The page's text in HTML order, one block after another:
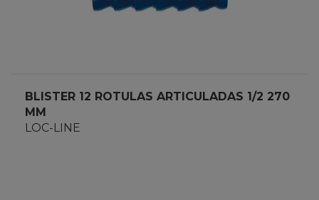
BLISTER 12 ROTULAS ARTICULADAS 1/2 270
MM
LOC-LINE